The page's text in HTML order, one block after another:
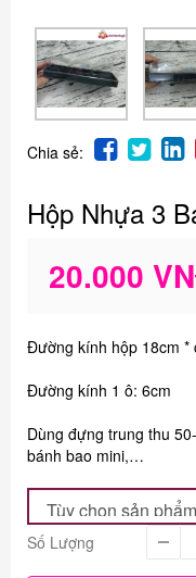
Chia sẻ:
Hộp Nhựa 3
20.000
Đường kính hộp 18cm *
Đường kính 1 ô: 6cm
Dùng đựng trung thu
bánh bao mini,…
Số Lượng